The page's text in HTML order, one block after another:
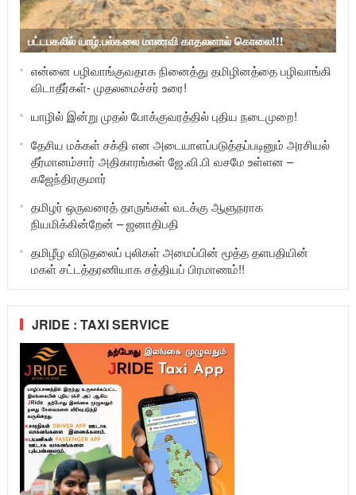
பட்டபகலில் யாழ்.பல்கலை மாணவி காதலனால் கொலை!!!
என்னை பழிவாங்குவதாக நினைத்து தமிழினத்தை பழிவாங்கி
விடாதீர்கள்- முதலமைச்சர் உரை!
யாழில் இன்று முதல் போக்குவரத்தில் புதிய நடைமுறை!
தேசிய மக்கள் சக்தி என அடையாளப்படுத்தப்படினும் அரசியல்
தீர்மானம்சார் அதிகாரங்கள் ஜே.வி.பி வசமே உள்ளன –
கஜேந்திரகுமார்
தமிழர் ஒருவரைத் தாருங்கள் வடக்கு ஆளுநராக
நியமிக்கின்றேன் – ஜனாதிபதி
தமிழீழ விடுதலைப் புலிகள் அமைப்பின் மூத்த தளபதியின்
மகள் சட்டத்தரணியாக சத்தியப் பிரமாணம்!!
JRIDE : TAXI SERVICE